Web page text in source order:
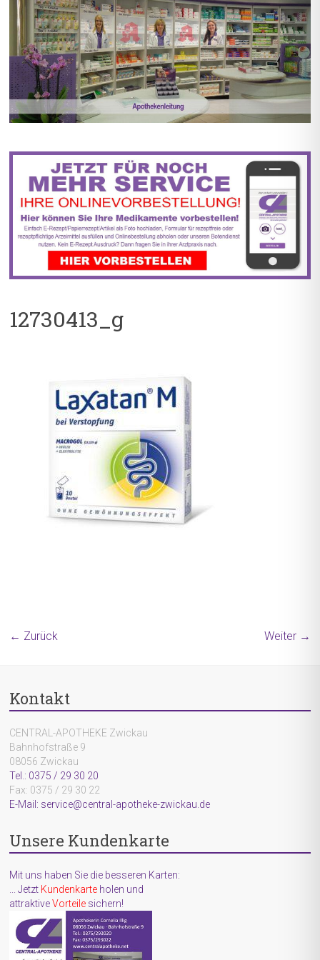
BIS ZU 55% RABATT AUF
REZEPTFREIE MEDIKAMENTE
5% TREUEBONUS MIT
KUNDENKARTE
12730413_g
← Zurück Weiter →
Kontakt
CENTRAL-APOTHEKE Zwickau
Bahnhofstraße 9
08056 Zwickau
Tel.: 0375 / 29 30 20
Fax: 0375 / 29 30 22
E-Mail: service@central-apotheke-zwickau.de
Unsere Kundenkarte
Mit uns haben Sie die besseren Karten:
... Jetzt Kundenkarte holen und
attraktiveVorteile sichern!